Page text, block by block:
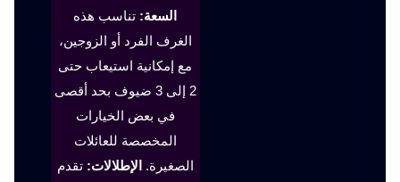
السعة: تناسب هذه
الغرف الفرد أو الزوجين،
مع إمكانية استيعاب حتى
2 إلى 3 ضيوف بحد أقصى
في بعض الخيارات
المخصصة للعائلات
الصغيرة. الإطلالات: تقدم